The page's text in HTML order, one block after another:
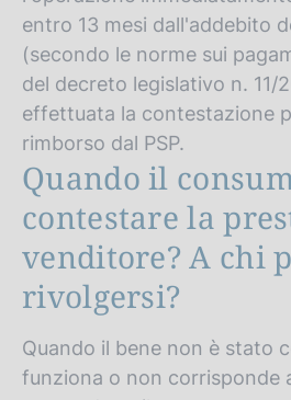
entro 13 mesi dall'addebito
(secondo le norme sui
del decreto legislativo n. 11/
effettuata la contestazione
rimborso dal PSP.
Quando il
contestare la
venditore? A chi
rivolgersi?
Quando il bene non è stato
funziona o non corrisponde